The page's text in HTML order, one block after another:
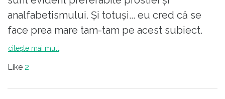
analfabetismului. Și totuși... eu cred că se
face prea mare tam-tam pe acest subiect.
Atât deștepții cât și proștii pot fi surse de
alegerile, evident că nu erau niște proști
citește mai mult
Like 2